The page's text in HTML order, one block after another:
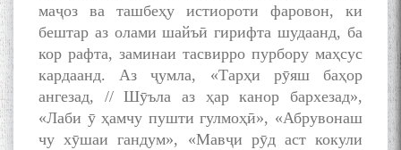
маҷоз ва ташбеҳу истиороти фаровон, ки
бештар аз олами шайъӣ гирифта шудаанд, ба
кор рафта, заминаи тасвирро пурбору маҳсус
кардаанд. Аз ҷумла, «Тарҳи рӯяш баҳор
ангезад, // Шӯъла аз ҳар канор бархезад»,
«Лаби ӯ ҳамчу пушти гулмоҳӣ», «Абрувонаш
чу хӯшаи гандум», «Мавҷи рӯд аст кокули